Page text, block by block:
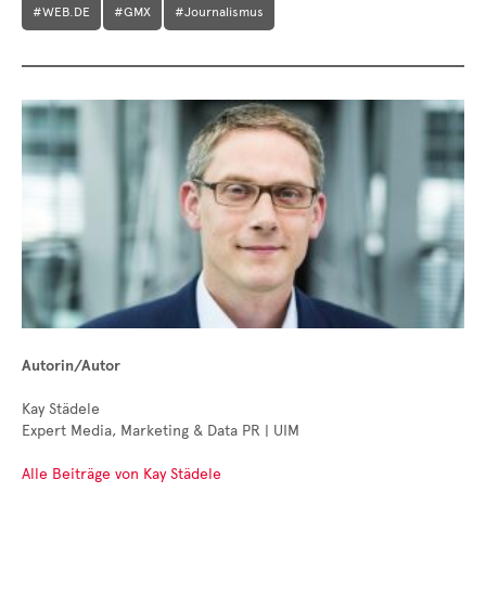
#WEB.DE #GMX #Journalismus
Autorin/Autor
Kay Städele
Expert Media, Marketing & Data PR | UIM
Alle Beiträge von Kay Städele